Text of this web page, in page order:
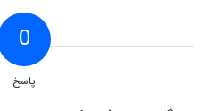
0
پاسخ